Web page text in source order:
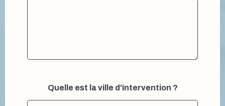
Quelle est la ville d'intervention ?